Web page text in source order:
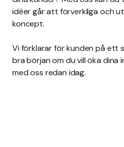
idéer går att förverkliga och
koncept.
Vi förklarar för kunden på ett
bra början om du vill öka dina
med oss redan idag.